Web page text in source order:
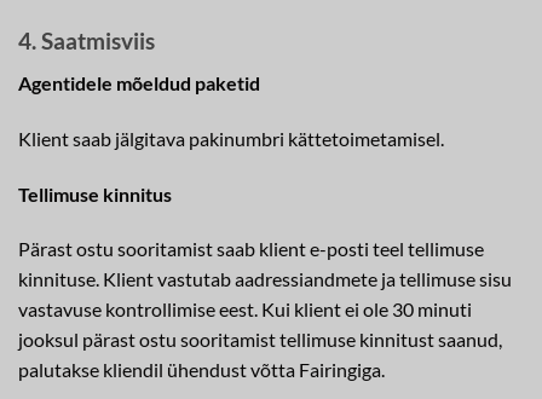
4. Saatmisviis
Agentidele mõeldud paketid
Klient saab jälgitava pakinumbri kättetoimetamisel.
Tellimuse kinnitus
Pärast ostu sooritamist saab klient e-posti teel tellimuse
kinnituse. Klient vastutab aadressiandmete ja tellimuse sisu
vastavuse kontrollimise eest. Kui klient ei ole 30 minuti
jooksul pärast ostu sooritamist tellimuse kinnitust saanud,
palutakse kliendil ühendust võtta Fairingiga.